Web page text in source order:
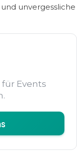
unvergessliche
Events